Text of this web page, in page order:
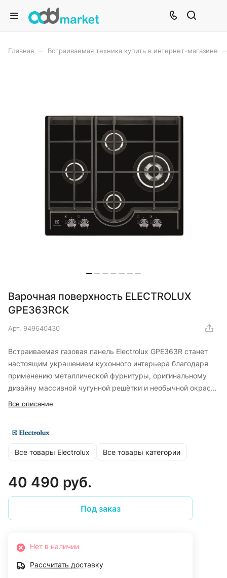
Главная Встраиваемая техника купить в интернет-магазине
Варочная поверхность ELECTROLUX
GPE363RCK
Арт. 949640430
Встраиваемая газовая панель Electrolux GPE363R станет
настоящим украшением кухонного интерьера благодаря
применению металлической фурнитуры, оригинальному
дизайну массивной чугунной решётки и необычной окраске
рабочей поверхности. Наличие бортиков по краям
Все описание
Все товары Electrolux Все товары категории
40 490 руб.
Под заказ
Нет в наличии
Рассчитать доставку